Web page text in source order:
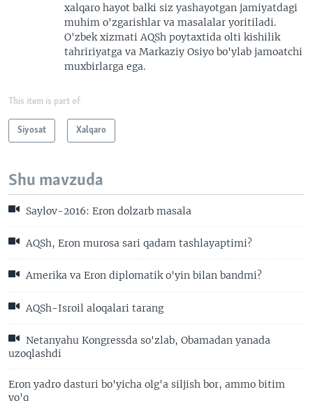
xalqaro hayot balki siz yashayotgan jamiyatdagi
muhim o'zgarishlar va masalalar yoritiladi.
O'zbek xizmati AQSh poytaxtida olti kishilik
tahririyatga va Markaziy Osiyo bo'ylab jamoatchi
muxbirlarga ega.
This item is part of
Siyosat Xalqaro
Shu mavzuda
Saylov-2016: Eron dolzarb masala
AQSh, Eron murosa sari qadam tashlayaptimi?
Amerika va Eron diplomatik o'yin bilan bandmi?
AQSh-Isroil aloqalari tarang
Netanyahu Kongressda so'zlab, Obamadan yanada
uzoqlashdi
Eron yadro dasturi bo'yicha olg'a siljish bor, ammo bitim
yo'q